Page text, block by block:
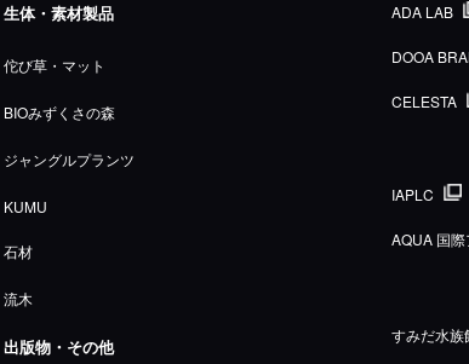
生体・素材製品
佗び草・マット
BIOみずくさの森
ジャングルプランツ
KUMU
石材
流木
出版物・その他
ADA LAB
DOOA
CELESTA
IAPLC
AQUA 国
すみだ水族